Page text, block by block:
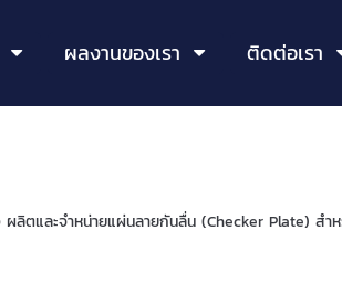
ผลงานของเรา ติดต่อเรา
ผลิตและจำหน่ายแผ่นลายกันลื่น (Checker Plate) ส